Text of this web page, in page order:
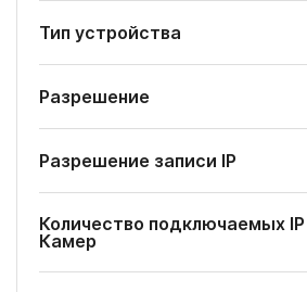
Тип устройства
Разрешение
Разрешение записи IP
Количество подключаемых IP
Камер